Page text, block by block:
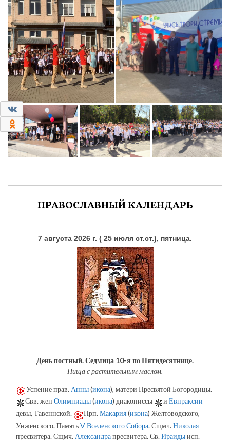
0
0
ПРАВОСЛАВНЫЙ КАЛЕНДАРЬ
7 августа 2026 г. ( 25 июля ст.ст.), пятница.
День постный.Седмица 10-я по Пятидесятнице.
Пища с растительным маслом.
Успение прав. Анны(икона), матери Пресвятой Богородицы.
Свв. жен Олимпиады(икона) диакониссы и Евпраксии
девы, Тавеннской.
Прп.Макария(икона) Желтоводского,
Унженского. ПамятьV Вселенского Собора. Сщмч.Николая
пресвитера. Сщмч. Александрапресвитера. Св.Ираидыисп.